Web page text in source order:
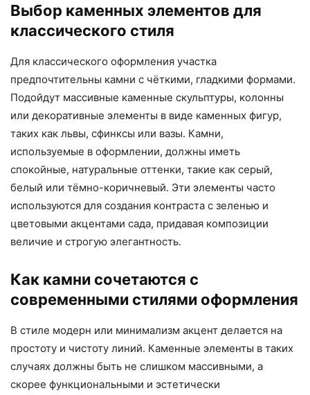
Выбор каменных элементов для
классического стиля
Для классического оформления участка
предпочтительны камни с чёткими, гладкими формами.
Подойдут массивные каменные скульптуры, колонны
или декоративные элементы в виде каменных фигур,
таких как львы, сфинксы или вазы. Камни,
используемые в оформлении, должны иметь
спокойные, натуральные оттенки, такие как серый,
белый или тёмно-коричневый. Эти элементы часто
используются для создания контраста с зеленью и
цветовыми акцентами сада, придавая композиции
величие и строгую элегантность.
Как камни сочетаются с
современными стилями оформления
В стиле модерн или минимализм акцент делается на
простоту и чистоту линий. Каменные элементы в таких
случаях должны быть не слишком массивными, а
скорее функциональными и эстетически